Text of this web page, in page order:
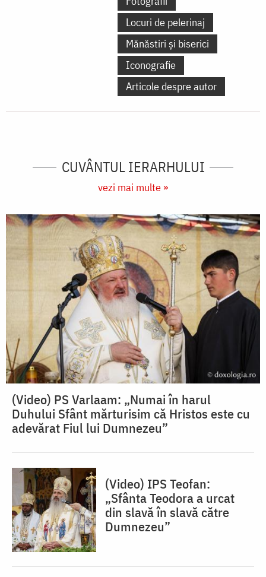
Locuri de pelerinaj
Mănăstiri și biserici
Iconografie
Articole despre autor
CUVÂNTUL IERARHULUI
vezi mai multe »
(Video) PS Varlaam: „Numai în harul
Duhului Sfânt mărturisim că Hristos este cu
adevărat Fiul lui Dumnezeu”
(Video) IPS Teofan:
„Sfânta Teodora a urcat
din slavă în slavă către
Dumnezeu”